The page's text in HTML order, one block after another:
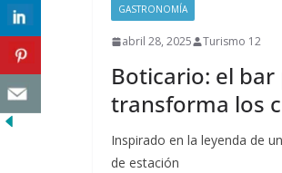
GASTRONOMÍA
abril 28, 2025 Turismo 12
Boticario: el
transforma los
Inspirado en la leyenda de
de estación